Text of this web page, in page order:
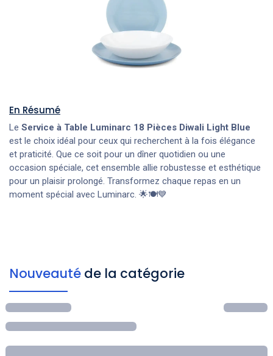
En Résumé
Le Service à Table Luminarc 18 Pièces Diwali Light Blue
est le choix idéal pour ceux qui recherchent à la fois élégance
et praticité. Que ce soit pour un dîner quotidien ou une
occasion spéciale, cet ensemble allie robustesse et esthétique
pour un plaisir prolongé. Transformez chaque repas en un
moment spécial avec Luminarc. 🌟🍽️💙
Nouveauté de la catégorie